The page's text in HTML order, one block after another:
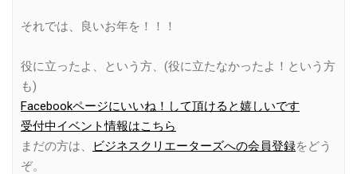
それでは、良いお年を！！！
役に立ったよ、という方、(役に立たなかったよ！という方
も)
Facebookページにいいね！して頂けると嬉しいです
受付中イベント情報はこちら
まだの方は、
ビジネスクリエーターズへの会員登録をどう
ぞ。